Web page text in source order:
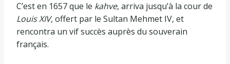
C’est en 1657 que le kahve, arriva jusqu’à la cour de
Louis XIV,offert par le Sultan Mehmet IV, et
rencontra un vif succès auprès du souverain
français.